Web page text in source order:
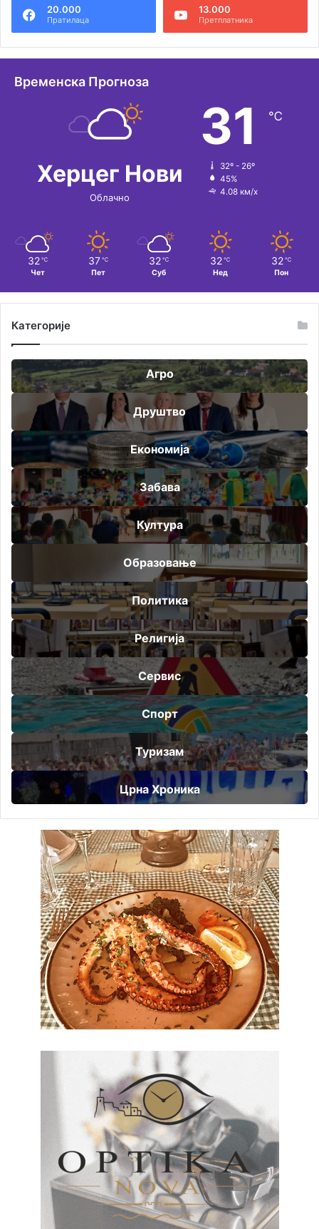
20.000
Пратилаца
13.000
Претплатника
Временска Прогноза
Херцег Нови
Облачно
31 ℃
32º - 26º
45%
4.08 км/х
32 ℃
Чет
37 ℃
Пет
32 ℃
Суб
32 ℃
Нед
32 ℃
Пон
Категорије
Агро
Друштво
Економија
Забава
Култура
Образовање
Политика
Религија
Сервис
Спорт
Туризам
Црна Хроника